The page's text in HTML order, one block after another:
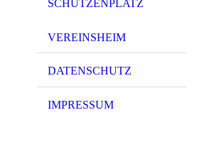
SCHÜTZENPLATZ
VEREINSHEIM
DATENSCHUTZ
IMPRESSUM